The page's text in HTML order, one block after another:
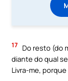
17 Do resto (do
diante do qual
Livra-me,